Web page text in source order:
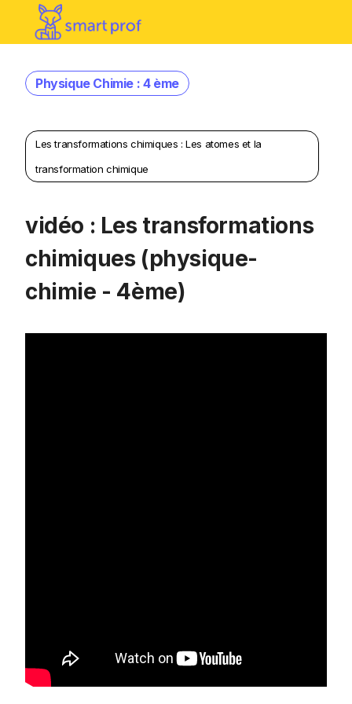
Physique Chimie : 4 ème
Les transformations chimiques : Les atomes et la
transformation chimique
vidéo : Les transformations
chimiques (physique-
chimie - 4ème)